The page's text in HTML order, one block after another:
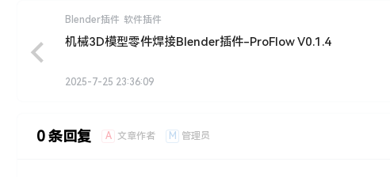
Blender插件 软件插件
机械3D模型零件焊接Blender插件-ProFlow V0.1.4
2025-7-25 23:36:09
0 条回复 A 文章作者 M 管理员